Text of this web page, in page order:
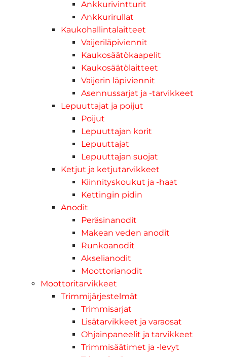
Ankkurivintturit
Ankkurirullat
Kaukohallintalaitteet
Vaijeriläpiviennit
Kaukosäätökaapelit
Kaukosäätölaitteet
Vaijerin läpiviennit
Asennussarjat ja -tarvikkeet
Lepuuttajat ja poijut
Poijut
Lepuuttajan korit
Lepuuttajat
Lepuuttajan suojat
Ketjut ja ketjutarvikkeet
Kiinnityskoukut ja -haat
Kettingin pidin
Anodit
Peräsinanodit
Makean veden anodit
Runkoanodit
Akselianodit
Moottorianodit
Moottoritarvikkeet
Trimmijärjestelmät
Trimmisarjat
Lisätarvikkeet ja varaosat
Ohjainpaneelit ja tarvikkeet
Trimmisäätimet ja -levyt